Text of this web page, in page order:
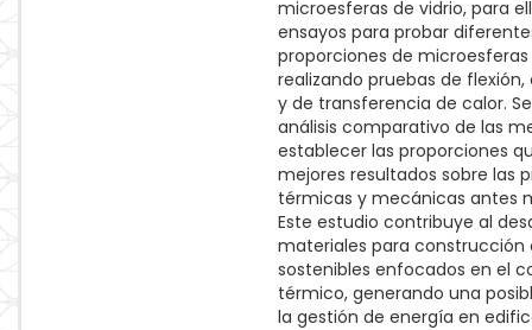
microesferas de vidrio, para
ensayos para probar
proporciones de
realizando pruebas de
y de transferencia de calor.
análisis comparativo de las
establecer las proporciones
mejores resultados sobre las
térmicas y mecánicas antes
Este estudio contribuye al
materiales para construcción
sostenibles enfocados en el
térmico, generando una
la gestión de energía en